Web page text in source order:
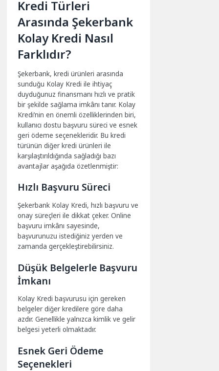
Kredi Türleri
Arasında Şekerbank
Kolay Kredi Nasıl
Farklıdır?
Şekerbank, kredi ürünleri arasında
sunduğu Kolay Kredi ile ihtiyaç
duyduğunuz finansmanı hızlı ve pratik
bir şekilde sağlama imkânı tanır. Kolay
Kredi’nin en önemli özelliklerinden biri,
kullanıcı dostu başvuru süreci ve esnek
geri ödeme seçenekleridir. Bu kredi
türünün diğer kredi ürünleri ile
karşılaştırıldığında sağladığı bazı
avantajlar aşağıda özetlenmiştir:
Hızlı Başvuru Süreci
Şekerbank Kolay Kredi, hızlı başvuru ve
onay süreçleri ile dikkat çeker. Online
başvuru imkânı sayesinde,
başvurunuzu istediğiniz yerden ve
zamanda gerçekleştirebilirsiniz.
Düşük Belgelerle Başvuru
İmkanı
Kolay Kredi başvurusu için gereken
belgeler diğer kredilere göre daha
azdır. Genellikle yalnızca kimlik ve gelir
belgesi yeterli olmaktadır.
Esnek Geri Ödeme
Seçenekleri